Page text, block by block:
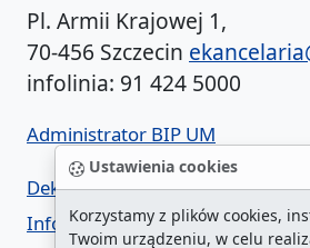
Ustawienia cookies
Korzystamy z plików cookies,
Twoim urządzeniu, w celu
Pl. Armii Krajowej 1,
70-456 Szczecin
infolinia: 91 424 5000
Administrator BIP UM
Deklaracja dostępności
Informacja o urzędzie w ETR